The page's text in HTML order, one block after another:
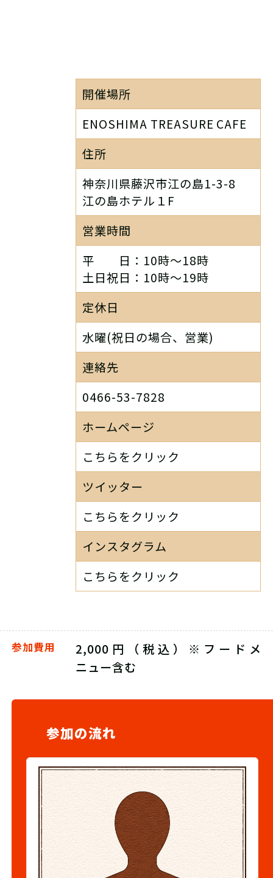
開催場所
ENOSHIMA TREASURE CAFE
住所
神奈川県藤沢市江の島1-3-8
江の島ホテル１F
営業時間
平 日：10時～18時
土日祝日：10時～19時
定休日
水曜(祝日の場合、営業)
連絡先
0466-53-7828
ホームページ
こちらをクリック
ツイッター
こちらをクリック
インスタグラム
こちらをクリック
参加費用
2,000円（税込）※フードメ
ニュー含む
参加の流れ